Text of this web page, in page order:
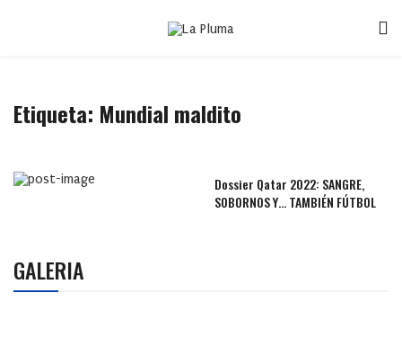
Etiqueta: Mundial maldito
Dossier Qatar 2022: SANGRE,
SOBORNOS Y… TAMBIÉN FÚTBOL
GALERIA